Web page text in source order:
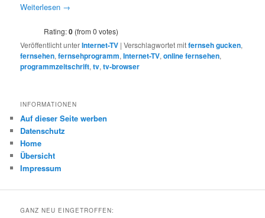
Weiterlesen →
Rating:0 (from 0 votes)
Veröffentlicht unterInternet-TV |Verschlagwortet mitfernseh gucken,
fernsehen,fernsehprogramm,Internet-TV,online fernsehen,
programmzeitschrift,tv,tv-browser
INFORMATIONEN
Auf dieser Seite werben
Datenschutz
Home
Übersicht
Impressum
GANZ NEU EINGETROFFEN: